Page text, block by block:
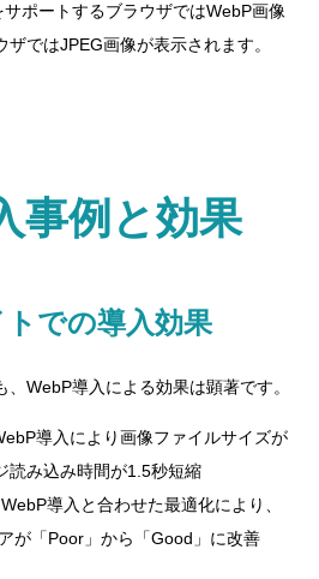
ポートするブラウザではWebP画像
ではJPEG画像が表示されます。
事例と効果
での導入効果
WebP導入による効果は顕著です。
導入により画像ファイルサイズが
読み込み時間が1.5秒短縮
導入と合わせた最適化により、
が「Poor」から「Good」に改善